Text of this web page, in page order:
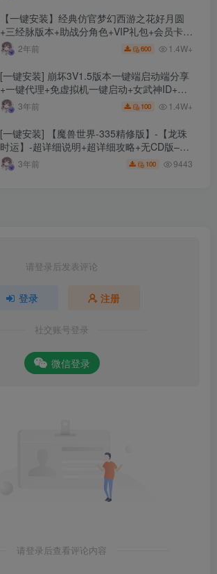
【一键安装】经典仿官梦幻西游之花好月圆
+三经脉版本+助战分角色+VIP礼包+会员卡
+剧情活动+视频搭建及其他修改资料
2年前 600 1.4W+
[一键安装] 崩坏3V1.5版本一键端启动端分享
+一键代理+免虚拟机一键启动+女武神ID+详
细指令+极简一键修改
3年前 100 1.4W+
[一键安装] 【魔兽世界-335精修版】-【龙珠
时运】-超详细说明+超详细攻略+无CD版–精
修版本-站长推荐+站长亲测
3年前 100 9443
请登录后发表评论
登录 注册
社交账号登录
微信登录
请登录后查看评论内容